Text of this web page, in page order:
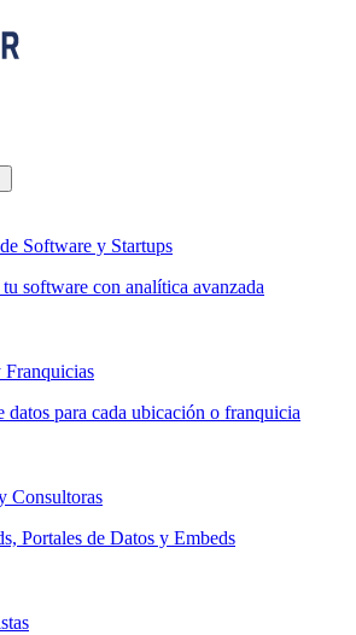
Software y Startups
software con analítica avanzada
Franquicias
datos para cada ubicación o franquicia
Consultoras
Portales de Datos y Embeds